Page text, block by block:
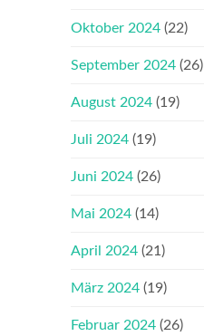
Oktober 2024 (22)
September 2024 (26)
August 2024 (19)
Juli 2024 (19)
Juni 2024 (26)
Mai 2024 (14)
April 2024 (21)
März 2024 (19)
Februar 2024 (26)